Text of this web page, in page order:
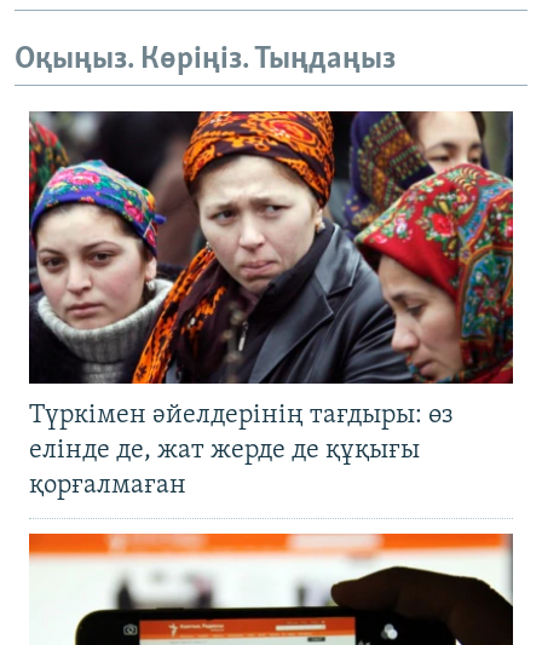
Оқыңыз. Көріңіз. Тыңдаңыз
Түркімен әйелдерінің тағдыры: өз
елінде де, жат жерде де құқығы
қорғалмаған